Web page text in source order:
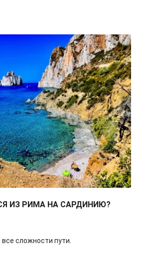
ИЗ РИМА НА САРДИНИЮ?
сложности пути.